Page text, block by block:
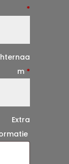
*
m *
Extra